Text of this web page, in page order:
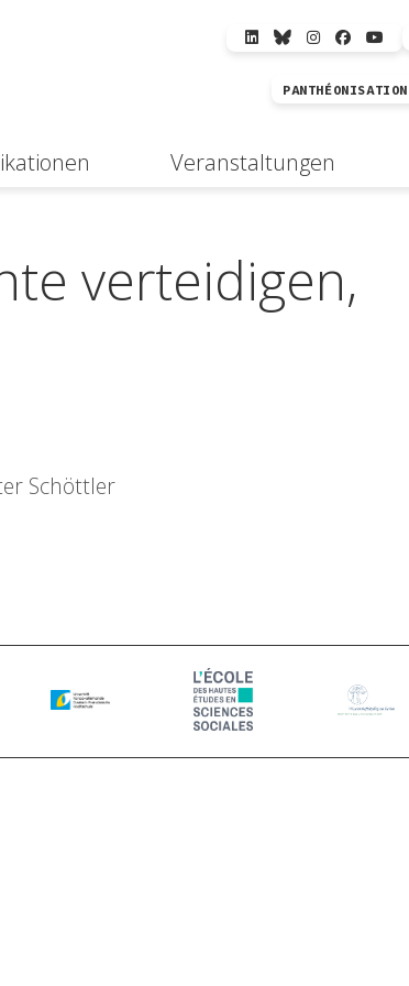
PANTHÉONISATION
Veranstaltungen
verteidigen,
Schöttler